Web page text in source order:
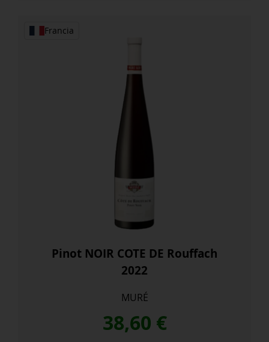
Francia
Pinot NOIR COTE DE Rouffach
2022
MURÉ
38,60 €